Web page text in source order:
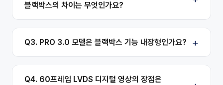
블랙박스의 차이는 무엇인가요?
Q3. PRO 3.0 모델은 블랙박스 기능 내장형인가요?
Q4. 60프레임 LVDS 디지털 영상의 장점은